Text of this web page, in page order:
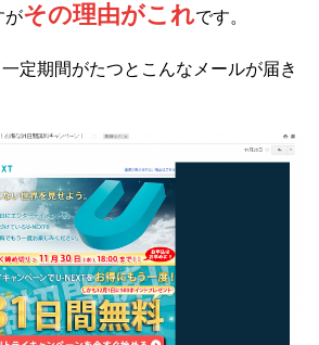
がその理由がこれです。
定期間がたつとこんなメールが届き